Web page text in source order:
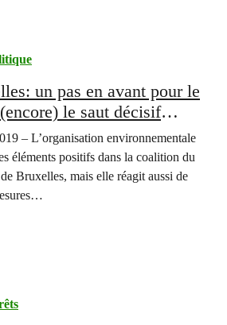
un pas en avant pour le
le saut décisif
– L’organisation environnementale
éléments positifs dans la coalition du
Bruxelles, mais elle réagit aussi de